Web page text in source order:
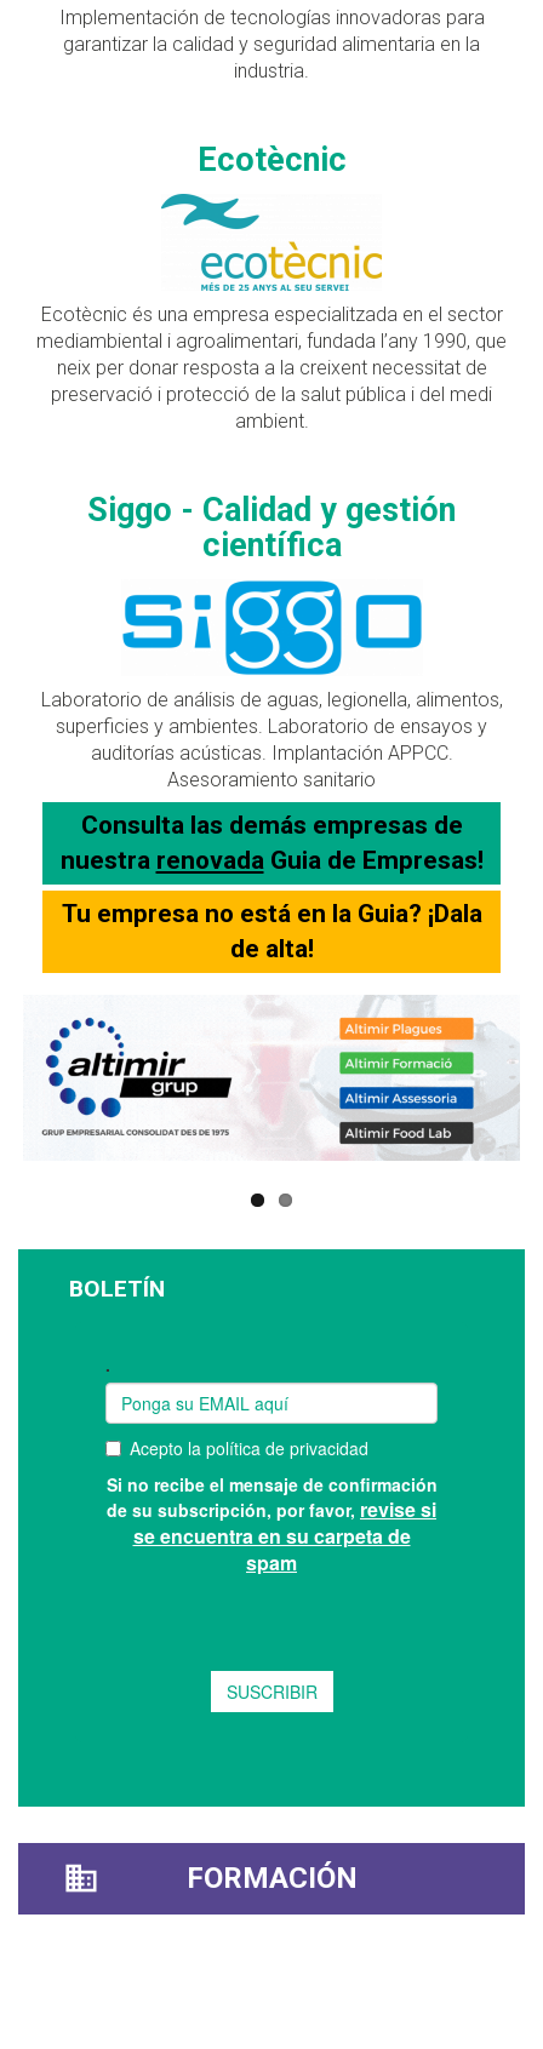
Implementación de tecnologías innovadoras para
garantizar la calidad y seguridad alimentaria en la
industria.
Ecotècnic
Ecotècnic és una empresa especialitzada en el sector
mediambiental i agroalimentari, fundada l’any 1990, que
neix per donar resposta a la creixent necessitat de
preservació i protecció de la salut pública i del medi
ambient.
Siggo - Calidad y gestión
científica
Laboratorio de análisis de aguas, legionella, alimentos,
superficies y ambientes. Laboratorio de ensayos y
auditorías acústicas. Implantación APPCC.
Asesoramiento sanitario
Consulta las demás empresas de
nuestra renovadaGuia de Empresas!
Tu empresa no está en la Guia? ¡Dala
de alta!
BOLETÍN
FORMACIÓN